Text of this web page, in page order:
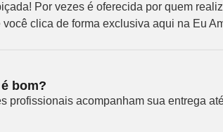
Por vezes é oferecida por quem
clica de forma exclusiva aqui na Eu
bom?
profissionais acompanham sua entrega